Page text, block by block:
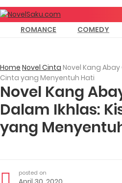
ROMANCE COMEDY
Home Novel Cinta Novel Kang
Cinta yang Menyentuh Hati
Novel Kang
Dalam Ikhlas:
yang
posted on